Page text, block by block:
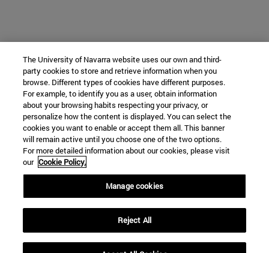
The University of Navarra website uses our own and third-
party cookies to store and retrieve information when you
browse. Different types of cookies have different purposes.
For example, to identify you as a user, obtain information
about your browsing habits respecting your privacy, or
personalize how the content is displayed. You can select the
cookies you want to enable or accept them all. This banner
will remain active until you choose one of the two options.
For more detailed information about our cookies, please visit
our Cookie Policy.
Manage cookies
Reject All